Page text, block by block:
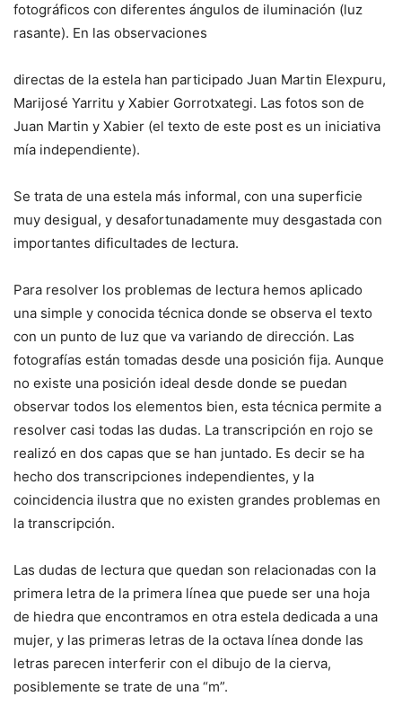
fotográficos con diferentes ángulos de iluminación (luz
rasante). En las observaciones
directas de la estela han participado Juan Martin Elexpuru,
Marijosé Yarritu y Xabier Gorrotxategi. Las fotos son de
Juan Martin y Xabier (el texto de este post es un iniciativa
mía independiente).
Se trata de una estela más informal, con una superficie
muy desigual, y desafortunadamente muy desgastada con
importantes dificultades de lectura.
Para resolver los problemas de lectura hemos aplicado
una simple y conocida técnica donde se observa el texto
con un punto de luz que va variando de dirección. Las
fotografías están tomadas desde una posición fija. Aunque
no existe una posición ideal desde donde se puedan
observar todos los elementos bien, esta técnica permite a
resolver casi todas las dudas. La transcripción en rojo se
realizó en dos capas que se han juntado. Es decir se ha
hecho dos transcripciones independientes, y la
coincidencia ilustra que no existen grandes problemas en
la transcripción.
Las dudas de lectura que quedan son relacionadas con la
primera letra de la primera línea que puede ser una hoja
de hiedra que encontramos en otra estela dedicada a una
mujer, y las primeras letras de la octava línea donde las
letras parecen interferir con el dibujo de la cierva,
posiblemente se trate de una “m”.